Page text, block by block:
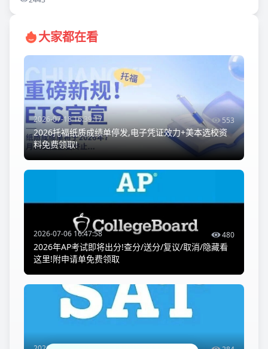
大家都在看
2026-07-18 16:39:17 553
2026托福纸质成绩单停发,电子凭证效力+美本选校资
料免费领取!
2026-07-06 16:47:58 480
2026年AP考试即将出分!查分/送分/复议/取消/隐藏看
这里!附申请单免费领取